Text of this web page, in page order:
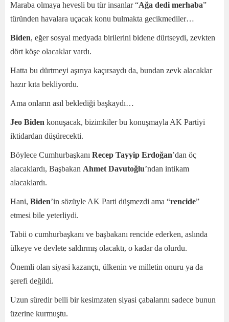
Maraba olmaya hevesli bu tür insanlar “Ağa dedi merhaba”
türünden havalara uçacak konu bulmakta gecikmediler…
Biden, eğer sosyal medyada birilerini bidene dürtseydi, zevkten
dört köşe olacaklar vardı.
Hatta bu dürtmeyi aşırıya kaçırsaydı da, bundan zevk alacaklar
hazır kıta bekliyordu.
Ama onların asıl beklediği başkaydı…
Jeo Biden konuşacak, bizimkiler bu konuşmayla AK Partiyi
iktidardan düşürecekti.
Böylece Cumhurbaşkanı Recep Tayyip Erdoğan’dan öç
alacaklardı, Başbakan Ahmet Davutoğlu’ndan intikam
alacaklardı.
Hani, Biden’in sözüyle AK Parti düşmezdi ama “rencide”
etmesi bile yeterliydi.
Tabii o cumhurbaşkanı ve başbakanı rencide ederken, aslında
ülkeye ve devlete saldırmış olacaktı, o kadar da olurdu.
Önemli olan siyasi kazançtı, ülkenin ve milletin onuru ya da
şerefi değildi.
Uzun süredir belli bir kesimzaten siyasi çabalarını sadece bunun
üzerine kurmuştu.